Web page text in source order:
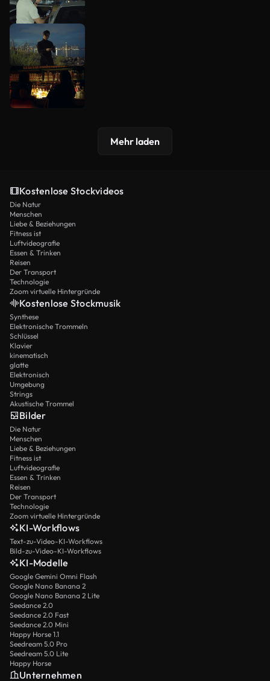
Mehr laden
Kostenlose Stockvideos
Die Natur
Menschen
Liebe & Beziehungen
Fitness ist
Luftvideografie
Essen & Trinken
Reisen
Der Transport
Technologie
Zoom virtuelle Hintergründe
Kostenlose Stockmusik
Synthese
Elektronische Trommeln
Schlüssel
Klavier
kinematisch
glatte
Elektronisch
Umgebung
Strings
Akustische Trommel
Bilder
Die Natur
Menschen
Liebe & Beziehungen
Fitness ist
Luftvideografie
Essen & Trinken
Reisen
Der Transport
Technologie
Zoom virtuelle Hintergründe
KI-Workflows
Text-zu-Video-KI-Workflows
Bild-zu-Video-KI-Workflows
KI-Modelle
Google Gemini Omni Flash
Google Nano Banana 2
Google Nano Banana 2 Lite
Seedance 2.0
Seedance 2.0 Fast
Seedance 2.0 Mini
Happy Horse 1.1
Seedream 5.0 Pro
Seedream 5.0 Lite
Happy Horse
Unternehmen